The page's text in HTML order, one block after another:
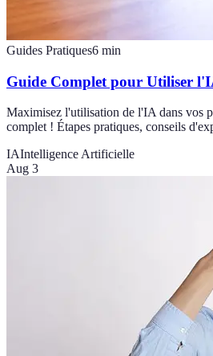
Guides Pratiques6 min
Guide Complet pour Utiliser
Maximisez l'utilisation de l'IA dans vos
complet ! Étapes pratiques, conseils
IAIntelligence Artificielle
Aug 3